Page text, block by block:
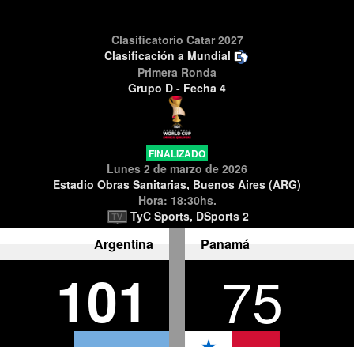
Clasificatorio Catar 2027
Clasificación a Mundial
Primera Ronda
Grupo D - Fecha 4
FINALIZADO
Lunes 2 de marzo de 2026
Estadio Obras Sanitarias, Buenos Aires (ARG)
Hora: 18:30hs.
TyC Sports, DSports 2
Argentina Panamá
101 75